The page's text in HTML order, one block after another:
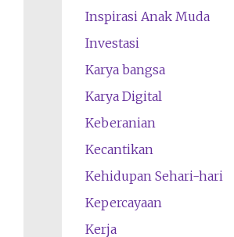
Inspirasi Anak Muda
Investasi
Karya bangsa
Karya Digital
Keberanian
Kecantikan
Kehidupan Sehari-hari
Kepercayaan
Kerja